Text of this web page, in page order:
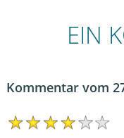
EIN
Kommentar vom